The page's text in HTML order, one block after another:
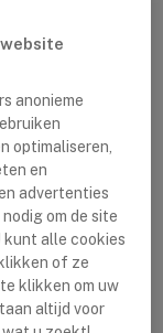
portofoons met
op UHF
merk en
anonieme
optimaliseren,
en
advertenties
om de site
alle cookies
of ze
klikken om uw
altijd voor